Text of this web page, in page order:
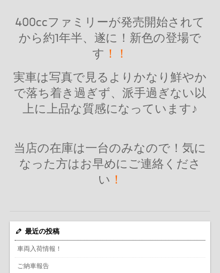
400ccファミリーが発売開始されて
から約1年半、遂に！新色の登場で
す ！！
実車は写真で見るよりかなり鮮やか
で落ち着き過ぎず、派手過ぎない以
上に上品な質感になっています♪
当店の在庫は一台のみなので！気に
なった方はお早めにご連絡くださ
い ！
最近の投稿
車両入荷情報！
ご納車報告